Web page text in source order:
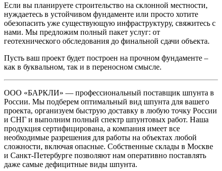
Если вы планируете строительство на склонной местности,
нуждаетесь в устойчивом фундаменте или просто хотите
обезопасить уже существующую инфраструктуру, свяжитесь с
нами. Мы предложим полный пакет услуг: от
геотехнического обследования до финальной сдачи объекта.
Пусть ваш проект будет построен на прочном фундаменте –
как в буквальном, так и в переносном смысле.
ООО «БАРКЛИ» — профессиональный поставщик шпунта в
России. Мы подберем оптимальный вид шпунта для вашего
проекта, организуем быструю доставку в любую точку России
и СНГ и выполним полный спектр шпунтовых работ. Наша
продукция сертифицирована, а компания имеет все
необходимые разрешения для работы на объектах любой
сложности, включая опасные. Собственные склады в Москве
и Санкт-Петербурге позволяют нам оперативно поставлять
даже самые дефицитные виды шпунта.